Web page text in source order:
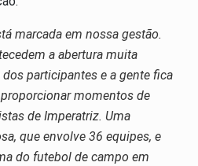
marcada em nossa gestão.
a abertura muita
participantes e a gente fica
momentos de
de Imperatriz. Uma
que envolve 36 equipes, e
do futebol de campo em